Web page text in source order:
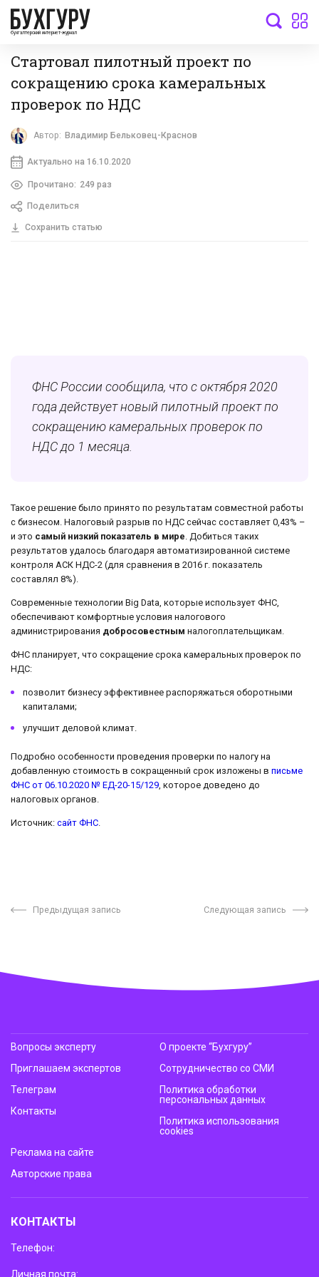
бухгалтерский интернет-журнал
Стартовал пилотный проект по
сокращению срока камеральных
проверок по НДС
Автор: Владимир Бельковец-Краснов
Актуально на 16.10.2020
Прочитано: 249 раз
Поделиться
Сохранить статью
ФНС России сообщила, что с октября 2020
года действует новый пилотный проект по
сокращению камеральных проверок по
НДС до 1 месяца.
Такое решение было принято по результатам совместной работы
с бизнесом. Налоговый разрыв по НДС сейчас составляет 0,43% –
и это самый низкий показатель в мире. Добиться таких
результатов удалось благодаря автоматизированной системе
контроля АСК НДС-2 (для сравнения в 2016 г. показатель
составлял 8%).
Современные технологии Big Data, которые использует ФНС,
обеспечивают комфортные условия налогового
администрирования добросовестным налогоплательщикам.
ФНС планирует, что сокращение срока камеральных проверок по
НДС:
позволит бизнесу эффективнее распоряжаться оборотными
капиталами;
улучшит деловой климат.
Подробно особенности проведения проверки по налогу на
добавленную стоимость в сокращенный срок изложены в письме
ФНС от 06.10.2020 № ЕД-20-15/129 , которое доведено до
налоговых органов.
Источник: сайт ФНС
Предыдущая запись Следующая запись
Вопросы эксперту
Приглашаем экспертов
Телеграм
Контакты
О проекте “Бухгуру”
Сотрудничество со СМИ
Политика обработки
персональных данных
Политика использования
cookies
Реклама на сайте
Авторские права
КОНТАКТЫ
Телефон:
Личная почта: